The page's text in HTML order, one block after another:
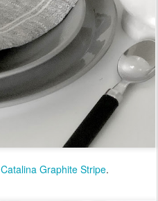
Catalina Graphite Stripe.